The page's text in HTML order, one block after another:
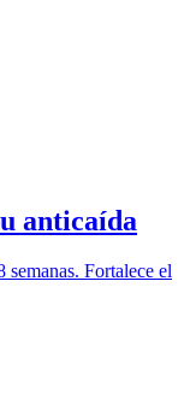
anticaída
semanas. Fortalece el